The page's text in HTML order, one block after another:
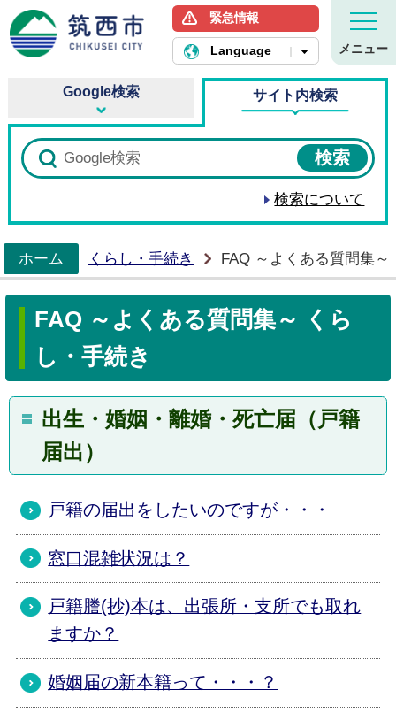
筑西市ホームページ
緊急情報
Language メニュー
Google検索 サイト内検索
検索について
ホーム
くらし・手続き FAQ ～よくある質問集
FAQ ～よくある質問集～ くら
し・手続き
出生・婚姻・離婚・死亡届（戸籍
届出）
戸籍の届出をしたいのですが・・・
窓口混雑状況は？
戸籍謄(抄)本は、出張所・支所でも取れ
ますか？
婚姻届の新本籍って・・・？